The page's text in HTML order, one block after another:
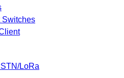
Switches
LoRa